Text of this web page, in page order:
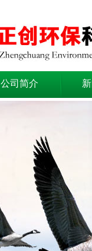
公司简介